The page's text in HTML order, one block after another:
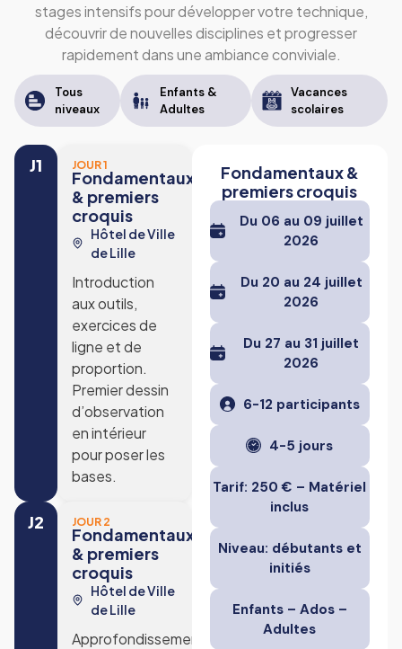
stages intensifs pour développer votre technique,
découvrir de nouvelles disciplines et progresser
rapidement dans une ambiance conviviale.
Tous
niveaux
Enfants &
Adultes
Vacances
scolaires
J1 JOUR 1
Fondamentaux
& premiers
croquis
Hôtel de Ville
de Lille
Introduction
aux outils,
exercices de
ligne et de
proportion.
Premier dessin
d’observation
en intérieur
pour poser les
bases.
J2 JOUR 2
Fondamentaux
& premiers
croquis
Hôtel de Ville
de Lille
Approfondissement
Fondamentaux &
premiers croquis
Du 06 au 09 juillet
2026
Du 20 au 24 juillet
2026
Du 27 au 31 juillet
2026
6-12 participants
4-5 jours
Tarif: 250 € – Matériel
inclus
Niveau: débutants et
initiés
Enfants – Ados –
Adultes